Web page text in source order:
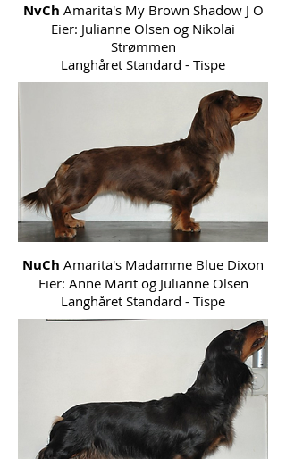
NvCh Amarita's My Brown Shadow J O
Eier: Julianne Olsen og Nikolai
Strømmen
Langhåret Standard - Tispe
NuCh Amarita's Madamme Blue Dixon
Eier: Anne Marit og Julianne Olsen
Langhåret Standard - Tispe